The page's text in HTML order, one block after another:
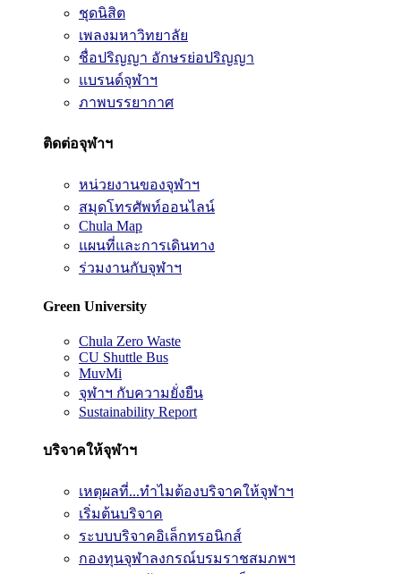
ชุดนิสิต
เพลงมหาวิทยาลัย
ชื่อปริญญา อักษรย่อปริญญา
แบรนด์จุฬาฯ
ภาพบรรยากาศ
ติดต่อจุฬาฯ
หน่วยงานของจุฬาฯ
สมุดโทรศัพท์ออนไลน์
Chula Map
แผนที่และการเดินทาง
ร่วมงานกับจุฬาฯ
Green University
Chula Zero Waste
CU Shuttle Bus
MuvMi
จุฬาฯ กับความยั่งยืน
Sustainability Report
บริจาคให้จุฬาฯ
เหตุผลที่...ทำไมต้องบริจาคให้จุฬาฯ
เริ่มต้นบริจาค
ระบบบริจาคอิเล็กทรอนิกส์
กองทุนจุฬาลงกรณ์บรมราชสมภพฯ